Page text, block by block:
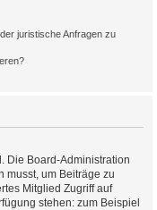
juristische Anfragen zu
Die Board-Administration
musst, um Beiträge zu
Mitglied Zugriff auf
stehen: zum Beispiel